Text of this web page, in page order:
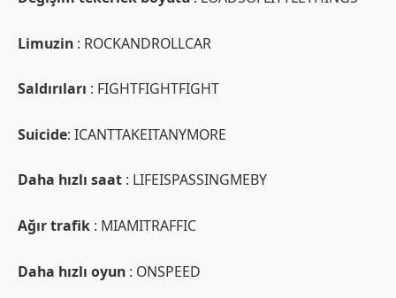
Limuzin : ROCKANDROLLCAR
Saldırıları : FIGHTFIGHTFIGHT
Suicide: ICANTTAKEITANYMORE
Daha hızlı saat : LIFEISPASSINGMEBY
Ağır trafik : MIAMITRAFFIC
Daha hızlı oyun : ONSPEED